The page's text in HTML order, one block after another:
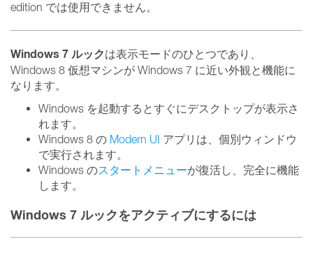
edition では使用できません。
Windows 7 ルックは表示モードのひとつであり、
Windows 8 仮想マシンが Windows 7 に近い外観と機能に
なります。
Windows を起動するとすぐにデスクトップが表示さ
れます。
Windows 8 の Modern UI アプリは、個別ウィンドウ
で実行されます。
Windows のスタートメニューが復活し、完全に機能
します。
Windows 7 ルックをアクティブにするには